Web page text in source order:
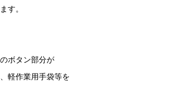
す。
ボタン部分が
軽作業用手袋等を